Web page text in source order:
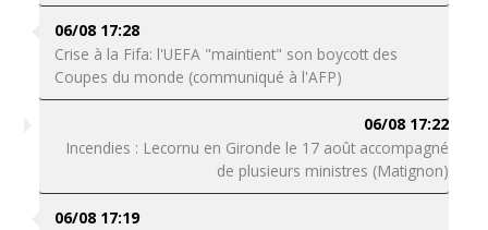
06/08 17:28
Crise à la Fifa: l'UEFA "maintient" son boycott des
Coupes du monde (communiqué à l'AFP)
06/08 17:22
Incendies : Lecornu en Gironde le 17 août accompagné
de plusieurs ministres (Matignon)
06/08 17:19